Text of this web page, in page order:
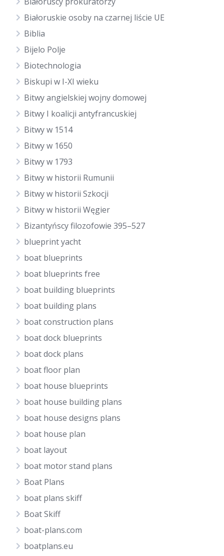
Białoruskie osoby na czarnej liście UE
Biblia
Bijelo Polje
Biotechnologia
Biskupi w I-XI wieku
Bitwy angielskiej wojny domowej
Bitwy I koalicji antyfrancuskiej
Bitwy w 1514
Bitwy w 1650
Bitwy w 1793
Bitwy w historii Rumunii
Bitwy w historii Szkocji
Bitwy w historii Węgier
Bizantyńscy filozofowie 395–527
blueprint yacht
boat blueprints
boat blueprints free
boat building blueprints
boat building plans
boat construction plans
boat dock blueprints
boat dock plans
boat floor plan
boat house blueprints
boat house building plans
boat house designs plans
boat house plan
boat layout
boat motor stand plans
Boat Plans
boat plans skiff
Boat Skiff
boat-plans.com
boatplans.eu